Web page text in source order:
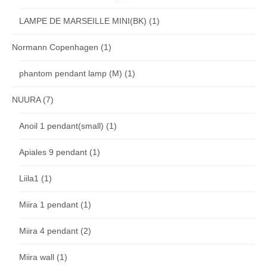
LAMPE DE MARSEILLE MINI(BK) (1)
Normann Copenhagen (1)
phantom pendant lamp (M) (1)
NUURA(7)
Anoil 1 pendant(small) (1)
Apiales 9 pendant (1)
Liila1 (1)
Miira 1 pendant (1)
Miira 4 pendant (2)
Miira wall (1)